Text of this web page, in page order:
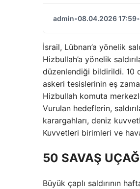
admin•08.04.2026 17:59•
İsrail, Lübnan’a yönelik
Hizbullah’a yönelik
düzenlendiği bildirildi. 10
askeri tesislerinin eş
Hizbullah komuta
Vurulan hedeflerin,
karargahları, deniz
Kuvvetleri birimleri ve
50 SAVAŞ
Büyük çaplı saldırının